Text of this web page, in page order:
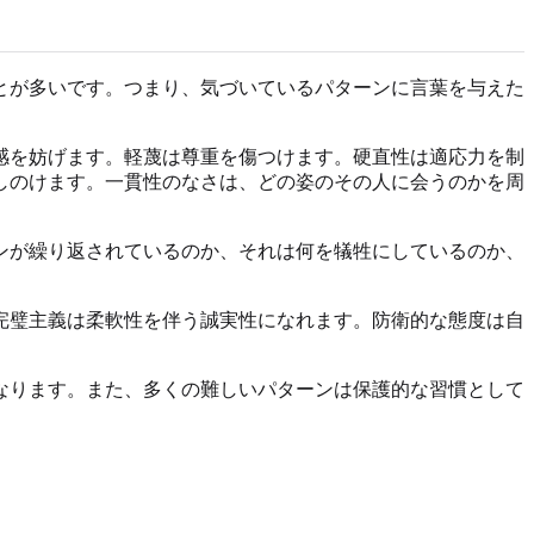
多いです。つまり、気づいているパターンに言葉を与えた
妨げます。軽蔑は尊重を傷つけます。硬直性は適応力を制
けます。一貫性のなさは、どの姿のその人に会うのかを周
繰り返されているのか、それは何を犠牲にしているのか、
主義は柔軟性を伴う誠実性になれます。防衛的な態度は自
ます。また、多くの難しいパターンは保護的な習慣として